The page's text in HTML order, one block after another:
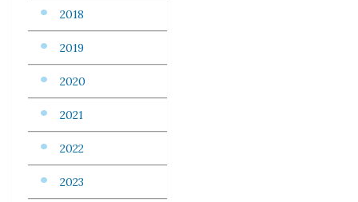
2018
2019
2020
2021
2022
2023